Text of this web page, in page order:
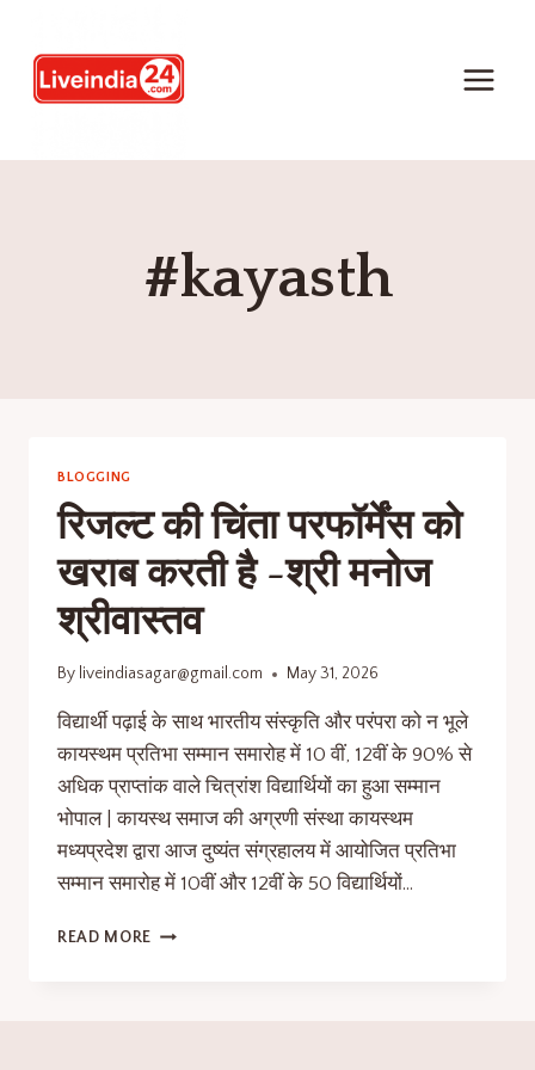
#kayasth
BLOGGING
रिजल्ट की चिंता परफॉर्मेंस को
खराब करती है -श्री मनोज
श्रीवास्तव
By liveindiasagar@gmail.com May 31, 2026
विद्यार्थी पढ़ाई के साथ भारतीय संस्कृति और परंपरा को न भूले
कायस्थम प्रतिभा सम्मान समारोह में 10 वीं, 12वीं के 90% से
अधिक प्राप्तांक वाले चित्रांश विद्यार्थियों का हुआ सम्मान
भोपाल | कायस्थ समाज की अग्रणी संस्था कायस्थम
मध्यप्रदेश द्वारा आज दुष्यंत संग्रहालय में आयोजित प्रतिभा
सम्मान समारोह में 10वीं और 12वीं के 50 विद्यार्थियों…
READ MORE